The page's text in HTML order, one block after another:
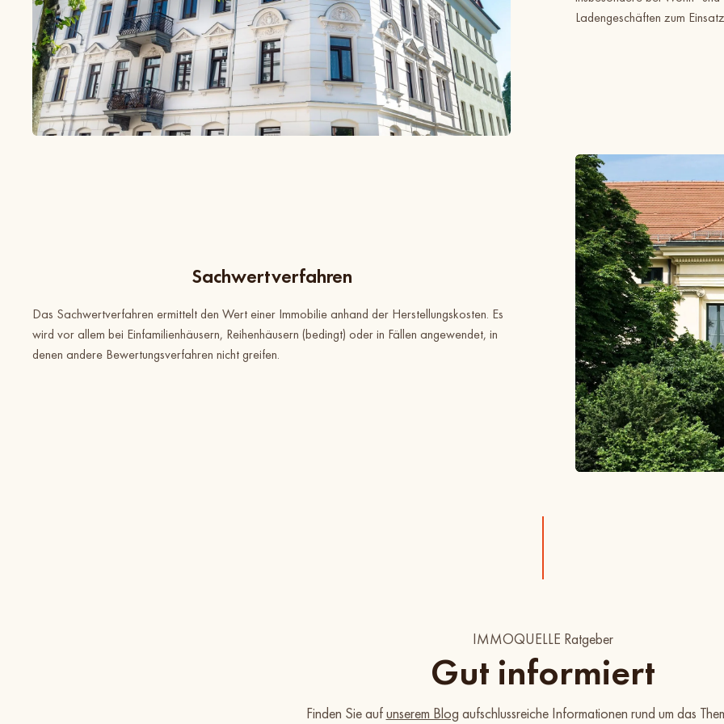
Ladengeschäften zum
Sachwertverfahren
Das Sachwertverfahren ermittelt den Wert einer Immobilie anhand der Herstellungskosten. Es
wird vor allem bei Einfamilienhäusern, Reihenhäusern (bedingt) oder in Fällen angewendet, in
denen andere Bewertungsverfahren nicht greifen.
IMMOQUELLE Ratgeber
Gut informiert
Finden Sie aufunserem Blog aufschlussreiche Informationen rund um das